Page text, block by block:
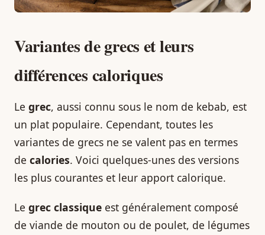
Variantes de grecs et leurs
différences caloriques
Le grec, aussi connu sous le nom de kebab, est
un plat populaire. Cependant, toutes les
variantes de grecs ne se valent pas en termes
de calories. Voici quelques-unes des versions
les plus courantes et leur apport calorique.
Le grec classique est généralement composé
de viande de mouton ou de poulet, de légumes